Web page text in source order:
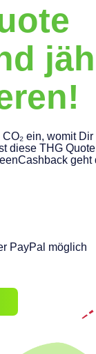
ein, womit
diese THG
PayPal möglich